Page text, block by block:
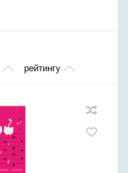
рейтингу